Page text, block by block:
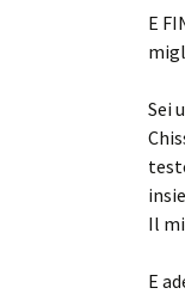
E
Sei
Il
E